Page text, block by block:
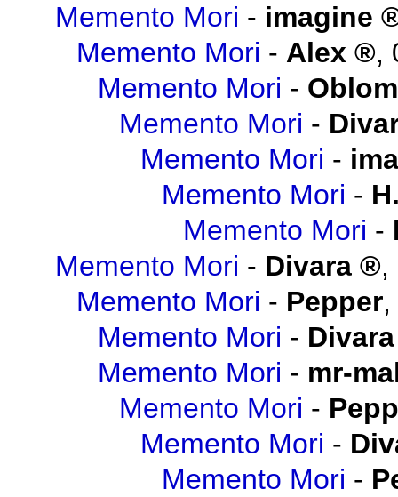
Memento Mori - imagine
Memento Mori - Alex ,
Memento Mori -
Memento Mori -
Memento Mori -
Memento Mori -
Memento Mori -
Memento Mori - Divara ,
Memento Mori - Pepper,
Memento Mori - Divara
Memento Mori - mr-
Memento Mori -
Memento Mori -
Memento Mori -